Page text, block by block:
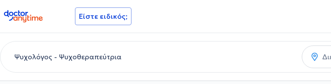
doctoranytime Είστε ειδικός;